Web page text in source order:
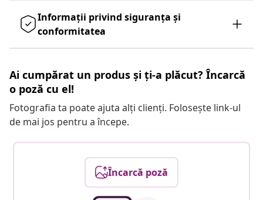
Informații privind siguranța și
conformitatea
Ai cumpărat un produs și ți-a plăcut? Încarcă
o poză cu el!
Fotografia ta poate ajuta alți clienți. Folosește link-ul
de mai jos pentru a începe.
Încarcă poză